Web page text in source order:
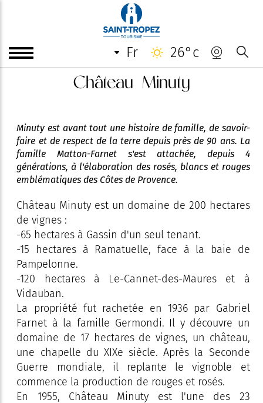
fr 26°c
Château Minuty
Minuty est avant tout une histoire de famille, de savoir-
faire et de respect de la terre depuis près de 90 ans. La
famille Matton-Farnet s'est attachée, depuis 4
générations, à l'élaboration des rosés, blancs et rouges
emblématiques des Côtes de Provence.
Château Minuty est un domaine de 200 hectares
de vignes :
-65 hectares à Gassin d'un seul tenant.
-15 hectares à Ramatuelle, face à la baie de
Pampelonne.
-120 hectares à Le-Cannet-des-Maures et à
Vidauban.
La propriété fut rachetée en 1936 par Gabriel
Farnet à la famille Germondi. Il y découvre un
domaine de 17 hectares de vignes, un château,
une chapelle du XIXe siècle. Après la Seconde
Guerre mondiale, il replante le vignoble et
commence la production de rouges et rosés.
En 1955, Château Minuty est l'une des 23